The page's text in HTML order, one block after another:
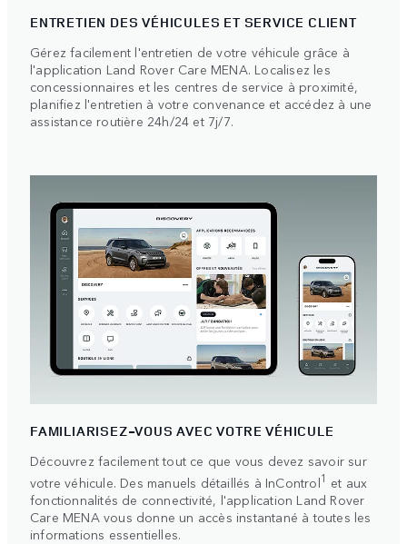
ENTRETIEN DES VÉHICULES ET SERVICE CLIENT
Gérez facilement l'entretien de votre véhicule grâce à
l'application Land Rover Care MENA. Localisez les
concessionnaires et les centres de service à proximité,
planifiez l'entretien à votre convenance et accédez à une
assistance routière 24h/24 et 7j/7.
FAMILIARISEZ-VOUS AVEC VOTRE VÉHICULE
Découvrez facilement tout ce que vous devez savoir sur
votre véhicule. Des manuels détaillés à InControl1 et aux
fonctionnalités de connectivité, l'application Land Rover
Care MENA vous donne un accès instantané à toutes les
informations essentielles.